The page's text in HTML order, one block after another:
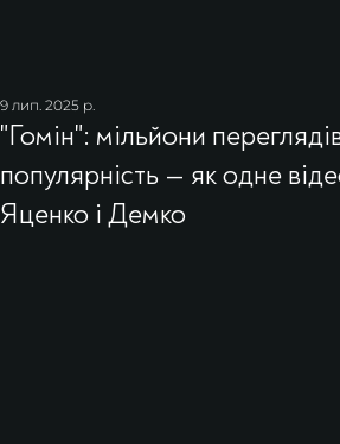
"Гомін": мільйони
популярність — як одне
Яценко і Демко
9 лип. 2025 р.